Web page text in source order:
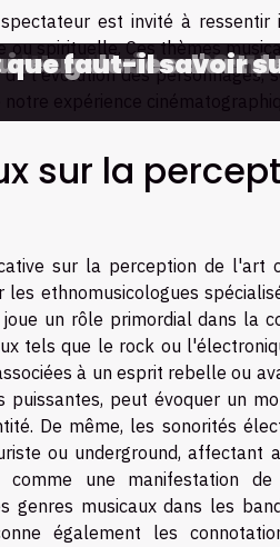
est invité à ressentir
spirituelle. Ces thèmes
l'évolution des personnages,
sur la
sur la perception de l'art
ethnomusicologues
un rôle primordial dans la
tels que le rock ou
à un esprit rebelle ou
peut évoquer un
De même, les sonorités
ou underground, affectant
une manifestation de
genres musicaux dans les
également les
dans le
rouvrir en
un abonnement
galeries d'art
que faut-il savoir